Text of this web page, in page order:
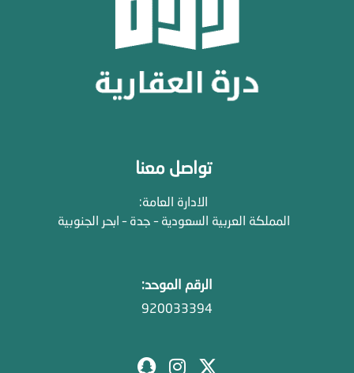
تواصل معنا
الادارة العامة:
المملكة العربية السعودية – جدة – ابحر الجنوبية
الرقم الموحد:
920033394